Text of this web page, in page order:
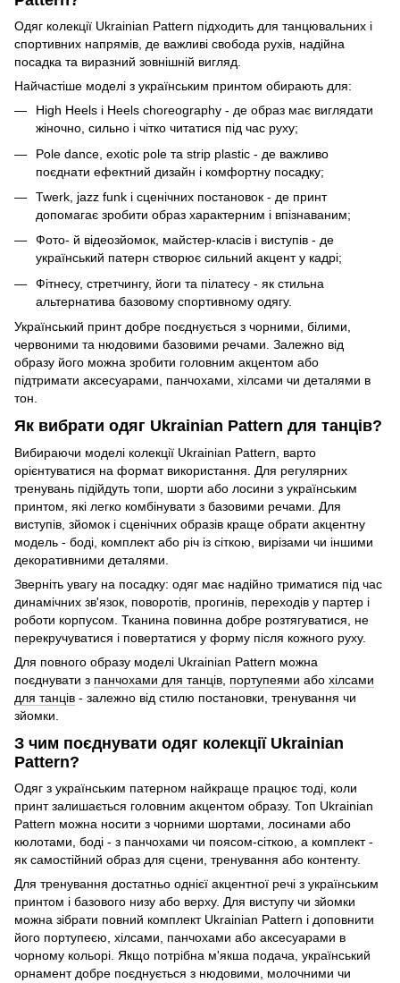
Одяг колекції Ukrainian Pattern підходить для танцювальних і
спортивних напрямів, де важливі свобода рухів, надійна
посадка та виразний зовнішній вигляд.
Найчастіше моделі з українським принтом обирають для:
High Heels і Heels choreography - де образ має виглядати
жіночно, сильно і чітко читатися під час руху;
Pole dance, exotic pole та strip plastic - де важливо
поєднати ефектний дизайн і комфортну посадку;
Twerk, jazz funk і сценічних постановок - де принт
допомагає зробити образ характерним і впізнаваним;
Фото- й відеозйомок, майстер-класів і виступів - де
український патерн створює сильний акцент у кадрі;
Фітнесу, стретчингу, йоги та пілатесу - як стильна
альтернатива базовому спортивному одягу.
Український принт добре поєднується з чорними, білими,
червоними та нюдовими базовими речами. Залежно від
образу його можна зробити головним акцентом або
підтримати аксесуарами, панчохами, хілсами чи деталями в
тон.
Як вибрати одяг Ukrainian Pattern для танців?
Вибираючи моделі колекції Ukrainian Pattern, варто
орієнтуватися на формат використання. Для регулярних
тренувань підійдуть топи, шорти або лосини з українським
принтом, які легко комбінувати з базовими речами. Для
виступів, зйомок і сценічних образів краще обрати акцентну
модель - боді, комплект або річ із сіткою, вирізами чи іншими
декоративними деталями.
Зверніть увагу на посадку: одяг має надійно триматися під час
динамічних зв'язок, поворотів, прогинів, переходів у партер і
роботи корпусом. Тканина повинна добре розтягуватися, не
перекручуватися і повертатися у форму після кожного руху.
Для повного образу моделі Ukrainian Pattern можна
поєднувати з панчохами для танців портупеями або хілсами
для танців - залежно від стилю постановки, тренування чи
зйомки.
З чим поєднувати одяг колекції Ukrainian
Pattern?
Одяг з українським патерном найкраще працює тоді, коли
принт залишається головним акцентом образу. Топ Ukrainian
Pattern можна носити з чорними шортами, лосинами або
кюлотами, боді - з панчохами чи поясом-сіткою, а комплект -
як самостійний образ для сцени, тренування або контенту.
Для тренування достатньо однієї акцентної речі з українським
принтом і базового низу або верху. Для виступу чи зйомки
можна зібрати повний комплект Ukrainian Pattern і доповнити
його портупеєю, хілсами, панчохами або аксесуарами в
чорному кольорі. Якщо потрібна м'якша подача, український
орнамент добре поєднується з нюдовими, молочними чи